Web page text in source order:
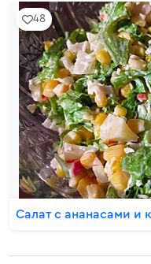
48
Салат с ананасами и